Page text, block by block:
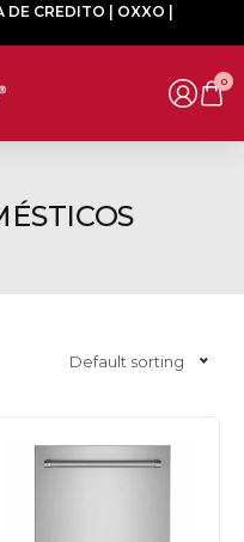
CREDITO | OXXO |
0
Default sorting